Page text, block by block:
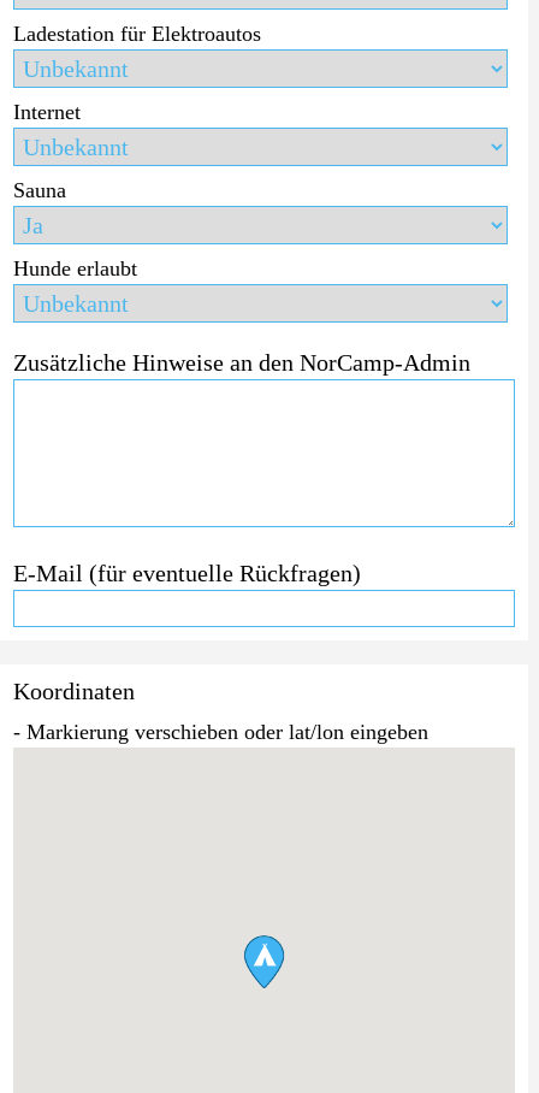
Ladestation für Elektroautos
Internet
Sauna
Hunde erlaubt
Zusätzliche Hinweise an den NorCamp-Admin
E-Mail (für eventuelle Rückfragen)
Koordinaten
- Markierung verschieben oder lat/lon eingeben